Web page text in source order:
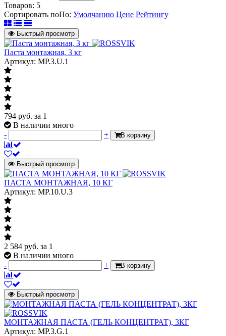
Товаров: 5
Сортировать поПо: Умолчанию Цене Рейтингу
Быстрый просмотр
Паста монтажная, 3 кг
Артикул: MP.3.U.1
794 руб. за 1
В наличии много
-
+ В корзину
Быстрый просмотр
ПАСТА МОНТАЖНАЯ, 10 КГ
Артикул: MP.10.U.3
2 584 руб. за 1
В наличии много
-
+ В корзину
Быстрый просмотр
МОНТАЖНАЯ ПАСТА (ГЕЛЬ КОНЦЕНТРАТ), 3КГ
Артикул: MP.3.G.1